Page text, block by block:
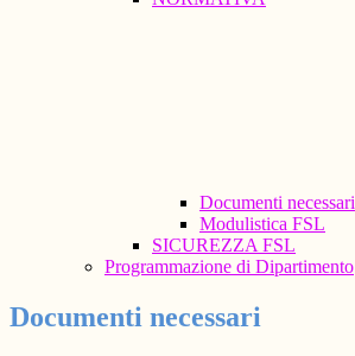
Documenti necessari
Modulistica FSL
SICUREZZA FSL
Programmazione di Dipartimento
Documenti necessari